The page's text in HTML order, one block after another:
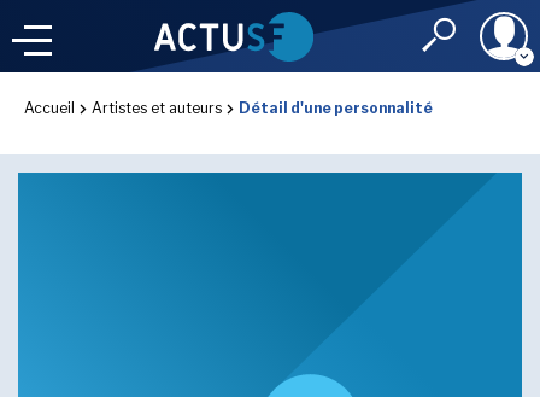
Identifiant
LES UTOPIALES 2025
Accueil Artistes et auteurs Détail d'une personnalité